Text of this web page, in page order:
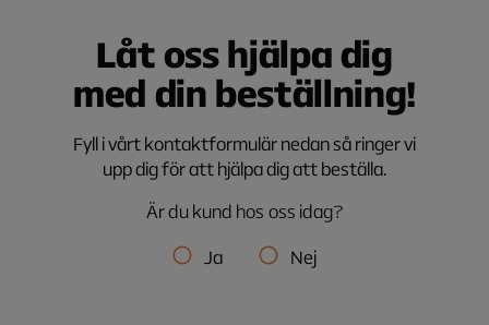
Låt oss hjälpa dig
med din beställning!
Fyll i vårt kontaktformulär nedan så ringer vi
upp dig för att hjälpa dig att beställa.
Är du kund hos oss idag?
Ja
Nej